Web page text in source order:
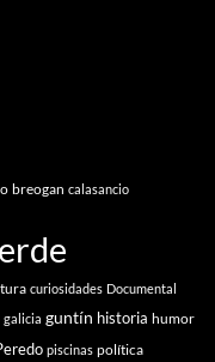
breogan calasancio
curiosidades Documental
galicia guntín historia humor
piscinas política